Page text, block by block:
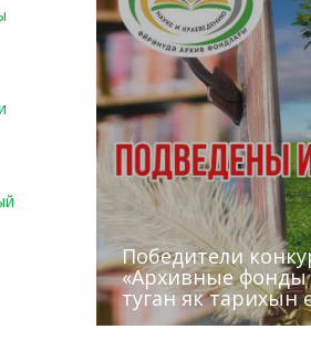
Победители
«Архивные фонды
туган як тарихын
Архивисты
Госархива
Сотрудники
Эхо веков»
(КХТИ)
«Мир архивов